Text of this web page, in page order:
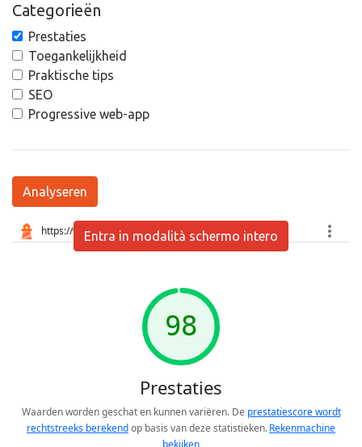
Categorieën
Prestaties
Toegankelijkheid
Praktische tips
SEO
Progressive web-app
Analyseren
Entra in modalità schermo intero